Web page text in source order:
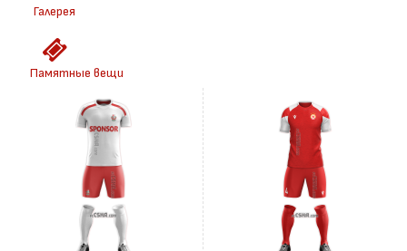
Галерея
Памятные вещи